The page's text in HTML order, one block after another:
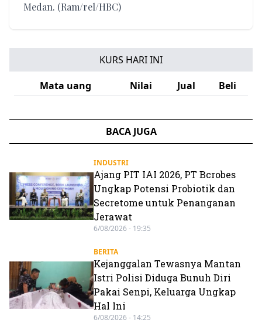
Medan. (Ram/rel/HBC)
KURS HARI INI
Mata uang
Nilai Jual Beli
BACA JUGA
INDUSTRI
Ajang PIT IAI 2026, PT Bcrobes
Ungkap Potensi Probiotik dan
Secretome untuk Penanganan
Jerawat
6/08/2026 - 19:35
BERITA
Kejanggalan Tewasnya Mantan
Istri Polisi Diduga Bunuh Diri
Pakai Senpi, Keluarga Ungkap
Hal Ini
6/08/2026 - 14:25